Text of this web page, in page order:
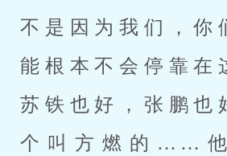
不是因为我们，你
能根本不会停靠在
苏铁也好，张鹏也
个叫方燃的……